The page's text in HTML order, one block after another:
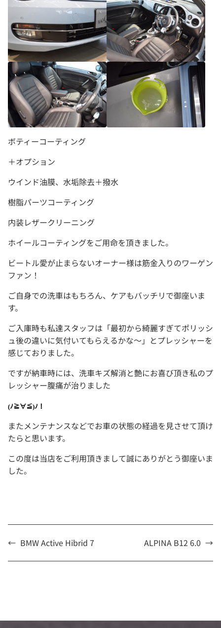
ボティーコーティング
＋オプション
ウインド油膜、水垢除去＋撥水
樹脂パーツコーティング
内装レザークリーニング
ホイールコーティングをご用命を頂きました。
ビートル愛が止まらないオーナー様は筋金入りのワーゲン
ファン！
ご自身での洗車はもちろん、ケアもバッチリで御座いま
す。
ご入庫時も私達スタッフは「最初から綺麗すぎてポリッシ
ュ後の違いに気付いてもらえるかな～」とプレッシャーを
感じておりました。
ですが納車時には、洗車キズ解消と艶にお喜び頂き私のプ
レッシャー腹痛が治りました
(ﾉ≧∀≦)ﾉ！
またメンテナンスなどでお車の状態の経過を見させて頂け
たらと思います。
この度は当店をご利用頂きまして誠にありがとう御座いま
した。
← BMW Active Hibrid 7 ALPINA B12 6.0 →